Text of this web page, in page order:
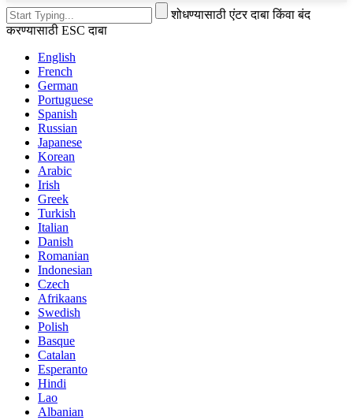
शोधण्यासाठी एंटर दाबा किंवा बंद
करण्यासाठी ESC दाबा
English
French
German
Portuguese
Spanish
Russian
Japanese
Korean
Arabic
Irish
Greek
Turkish
Italian
Danish
Romanian
Indonesian
Czech
Afrikaans
Swedish
Polish
Basque
Catalan
Esperanto
Hindi
Lao
Albanian